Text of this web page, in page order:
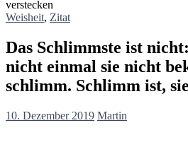
Weisheit, Zitat
Das Schlimmste ist
nicht einmal sie nicht
schlimm. Schlimm ist,
10. Dezember 2019 Martin